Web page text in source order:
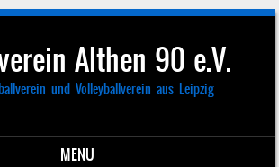
Althen 90 e.V.
und Volleyballverein aus Leipzig
MENU